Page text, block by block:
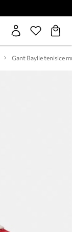
Gant Baylle tenisice